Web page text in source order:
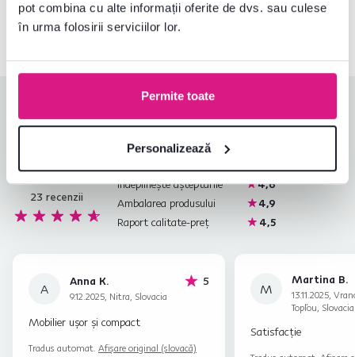
pot combina cu alte informații oferite de dvs. sau culese
în urma folosirii serviciilor lor.
Permite toate
Personalizează
0040 359 228 037 Deschideți chat-ul
Evaluări produs
4,6
23 recenzii
Ușurința asamblării
Îndeplinește așteptările
4,6
Ambalarea produsului
4,9
Raport calitate-preț
4,5
A Anna K.
9.12.2025, Nitra, Slovacia
5stele
Mobilier ușor și compact
Tradus automat. Afișare original (slovacă)
M
Martina B.
13.11.2025,
Topľou, Slovacia
Satisfacţie